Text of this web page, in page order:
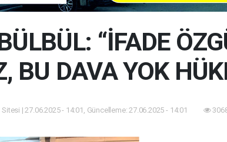
“İFADE
BU DAVA YOK
| 27.06.2025 - 14:01, Güncelleme: 27.06.2025 - 14:01